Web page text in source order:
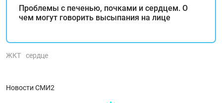
Проблемы с печенью, почками и сердцем. О
чем могут говорить высыпания на лице
ЖКТ сердце
Новости СМИ2